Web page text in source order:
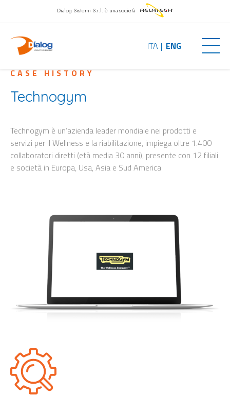
Dialog Sistemi S.r.l. è una società
ITA ENG
CASE HISTORY
Technogym
Technogym è un’azienda leader mondiale nei prodotti e
servizi per il Wellness e la riabilitazione, impiega oltre 1.400
collaboratori diretti (età media 30 anni), presente con 12 filiali
e società in Europa, Usa, Asia e Sud America